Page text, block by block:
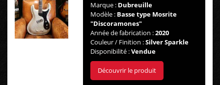
Marque : Dubreuille
Modèle : Basse type Mosrite
"Discoramones"
Année de fabrication :2020
Couleur / Finition :Silver Sparkle
Disponibilité :Vendue
Découvrir le produit